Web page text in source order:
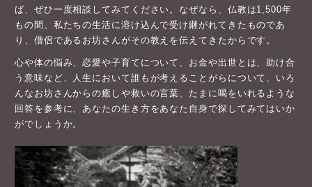
ば、ぜひ一度相談してみてください。なぜなら、仏教は1,500年
もの間、私たちの生活に溶け込んで受け継がれてきたものであ
り、僧侶であるお坊さんがその教えを伝えてきたからです。
心や体の悩み、恋愛や子育てについて、お金や出世とは、助け合
う意味など、人生において誰もが考えることがらについて、いろ
んなお坊さんからの癒しや救いの言葉、たまに喝をいれるような
回答を参考に、あなたの生き方をあなた自身で探してみてはいか
がでしょうか。